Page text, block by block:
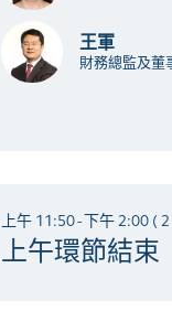
王軍
財務總監及董
上午 11:50 - 下午 2:00 (
上午環節結束